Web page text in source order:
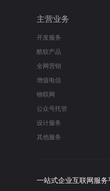
主营业务
开发服务
酷软产品
全网营销
增值电信
物联网
公众号托管
设计服务
其他服务
一站式企业互联网服务